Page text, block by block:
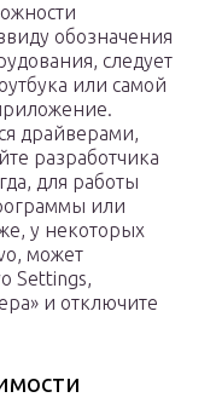
обозначения
следует
или самой
драйверами,
разработчика
для работы
или
у некоторых
может
Settings,
и отключите